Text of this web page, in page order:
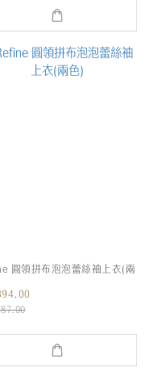
圓領拼布泡泡蕾絲袖上衣(兩